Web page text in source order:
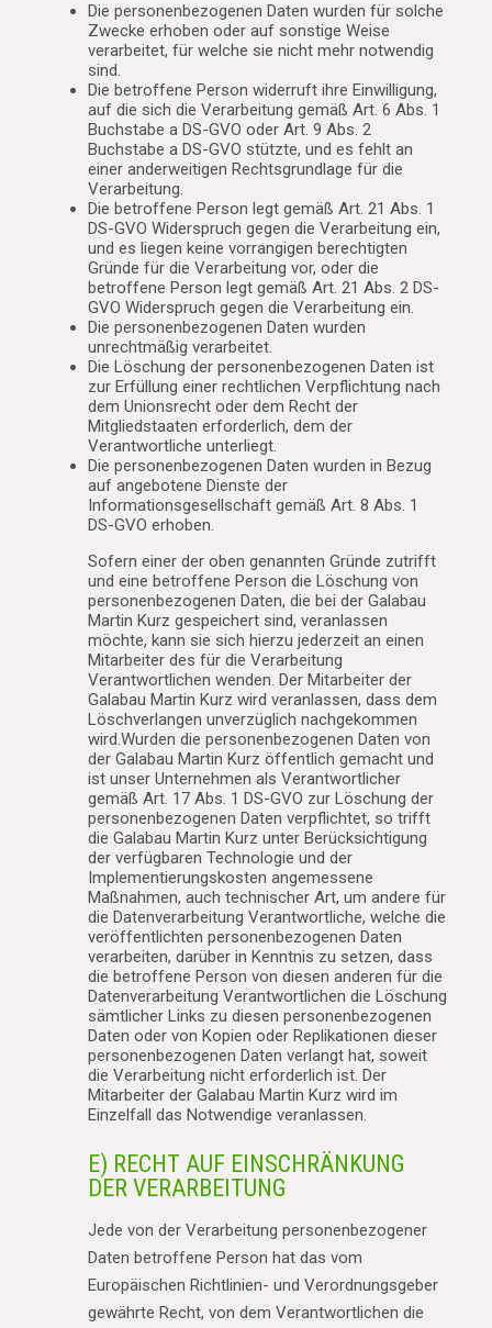
Die personenbezogenen Daten wurden für solche
Zwecke erhoben oder auf sonstige Weise
verarbeitet, für welche sie nicht mehr notwendig
sind.
Die betroffene Person widerruft ihre Einwilligung,
auf die sich die Verarbeitung gemäß Art. 6 Abs. 1
Buchstabe a DS-GVO oder Art. 9 Abs. 2
Buchstabe a DS-GVO stützte, und es fehlt an
einer anderweitigen Rechtsgrundlage für die
Verarbeitung.
Die betroffene Person legt gemäß Art. 21 Abs. 1
DS-GVO Widerspruch gegen die Verarbeitung ein,
und es liegen keine vorrangigen berechtigten
Gründe für die Verarbeitung vor, oder die
betroffene Person legt gemäß Art. 21 Abs. 2 DS-
GVO Widerspruch gegen die Verarbeitung ein.
Die personenbezogenen Daten wurden
unrechtmäßig verarbeitet.
Die Löschung der personenbezogenen Daten ist
zur Erfüllung einer rechtlichen Verpflichtung nach
dem Unionsrecht oder dem Recht der
Mitgliedstaaten erforderlich, dem der
Verantwortliche unterliegt.
Die personenbezogenen Daten wurden in Bezug
auf angebotene Dienste der
Informationsgesellschaft gemäß Art. 8 Abs. 1
DS-GVO erhoben.
Sofern einer der oben genannten Gründe zutrifft
und eine betroffene Person die Löschung von
personenbezogenen Daten, die bei der Galabau
Martin Kurz gespeichert sind, veranlassen
möchte, kann sie sich hierzu jederzeit an einen
Mitarbeiter des für die Verarbeitung
Verantwortlichen wenden. Der Mitarbeiter der
Galabau Martin Kurz wird veranlassen, dass dem
Löschverlangen unverzüglich nachgekommen
wird.Wurden die personenbezogenen Daten von
der Galabau Martin Kurz öffentlich gemacht und
ist unser Unternehmen als Verantwortlicher
gemäß Art. 17 Abs. 1 DS-GVO zur Löschung der
personenbezogenen Daten verpflichtet, so trifft
die Galabau Martin Kurz unter Berücksichtigung
der verfügbaren Technologie und der
Implementierungskosten angemessene
Maßnahmen, auch technischer Art, um andere für
die Datenverarbeitung Verantwortliche, welche die
veröffentlichten personenbezogenen Daten
verarbeiten, darüber in Kenntnis zu setzen, dass
die betroffene Person von diesen anderen für die
Datenverarbeitung Verantwortlichen die Löschung
sämtlicher Links zu diesen personenbezogenen
Daten oder von Kopien oder Replikationen dieser
personenbezogenen Daten verlangt hat, soweit
die Verarbeitung nicht erforderlich ist. Der
Mitarbeiter der Galabau Martin Kurz wird im
Einzelfall das Notwendige veranlassen.
E) RECHT AUF EINSCHRÄNKUNG
DER VERARBEITUNG
Jede von der Verarbeitung personenbezogener
Daten betroffene Person hat das vom
Europäischen Richtlinien- und Verordnungsgeber
gewährte Recht, von dem Verantwortlichen die